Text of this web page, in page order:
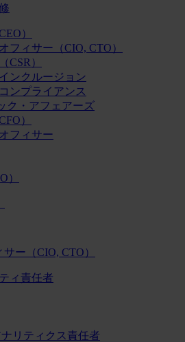
）
フィサー（CIO, CTO）
CSR）
ンクルージョン
ンプライアンス
ク・アフェアーズ
）
フィサー
）
ー（CIO, CTO）
ィ責任者
リティクス責任者